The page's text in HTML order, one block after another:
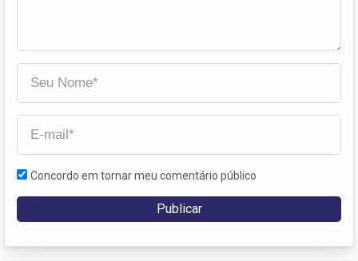
Concordo em tornar meu comentário público